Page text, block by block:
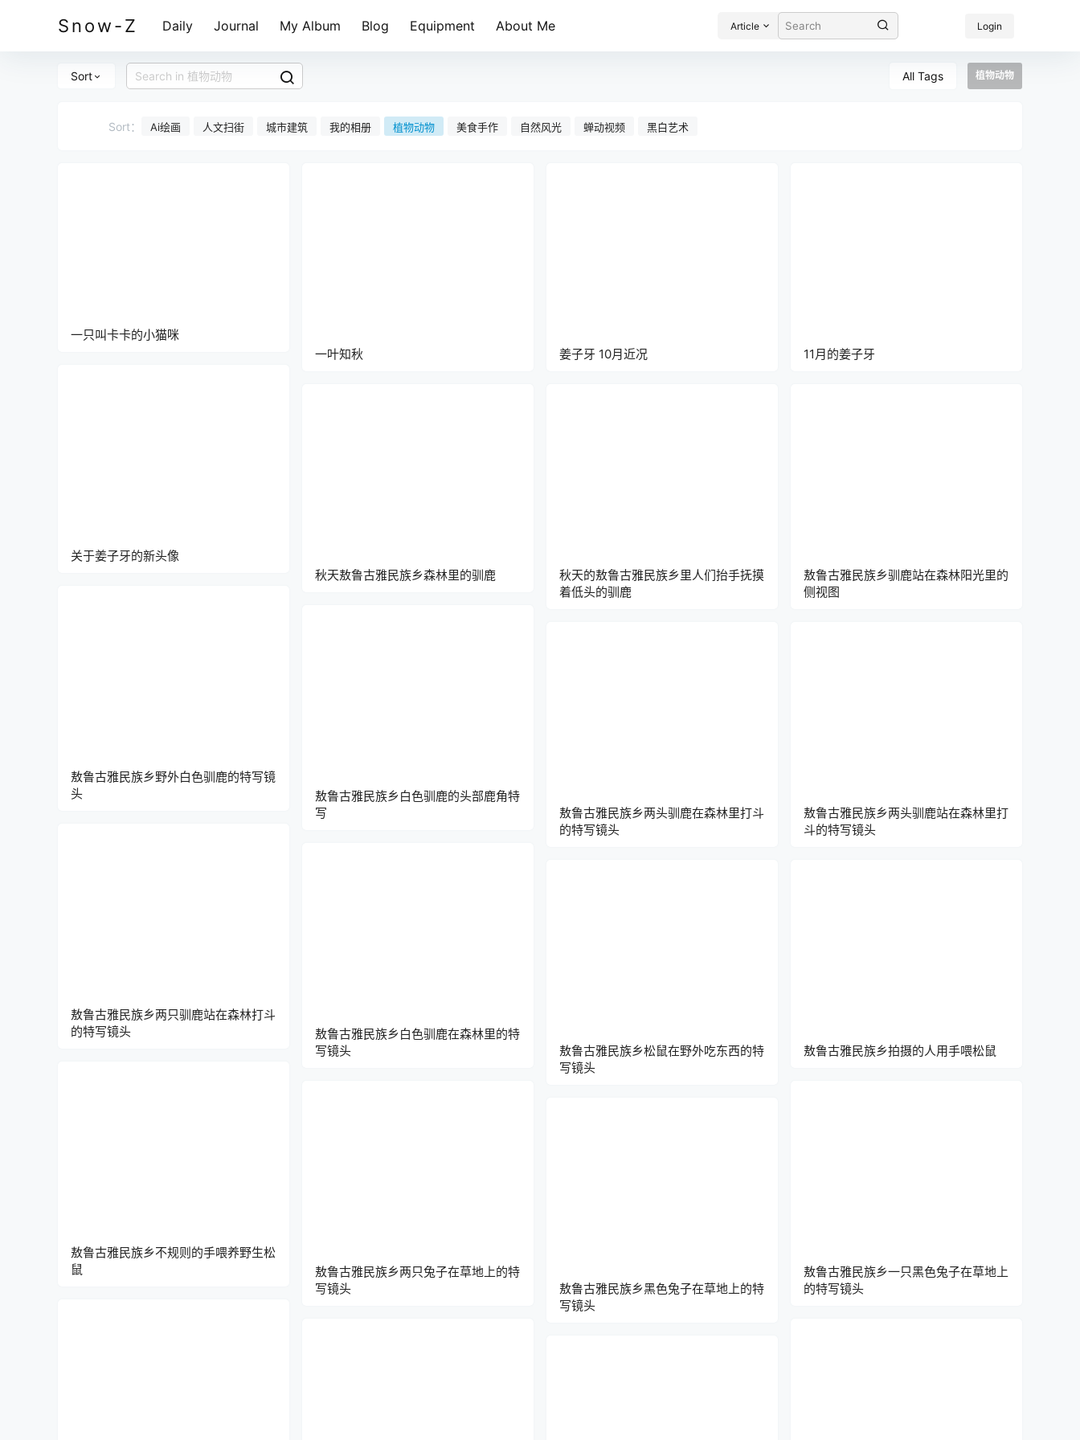
Snow-Z Daily Journal My Album Blog Equipment About Me Article Login
Sort All Tags 植物动物
Sort： Ai绘画 人文扫街 城市建筑 我的相册 植物动物 美食手作 自然风光 蝉动视频 黑白艺术
一只叫卡卡的小猫咪
一叶知秋
姜子牙 10月近况 11月的姜子牙
关于姜子牙的新头像
秋天敖鲁古雅民族乡森林里的驯鹿
秋天的敖鲁古雅民族乡里人们抬手抚摸
着低头的驯鹿
敖鲁古雅民族乡驯鹿站在森林阳光里的
侧视图
敖鲁古雅民族乡野外白色驯鹿的特写镜
头
敖鲁古雅民族乡白色驯鹿的头部鹿角特
写
敖鲁古雅民族乡两头驯鹿在森林里打斗
的特写镜头
敖鲁古雅民族乡两头驯鹿站在森林里打
斗的特写镜头
敖鲁古雅民族乡两只驯鹿站在森林打斗
的特写镜头
敖鲁古雅民族乡白色驯鹿在森林里的特
写镜头
敖鲁古雅民族乡松鼠在野外吃东西的特
写镜头
敖鲁古雅民族乡拍摄的人用手喂松鼠
敖鲁古雅民族乡不规则的手喂养野生松
鼠
敖鲁古雅民族乡两只兔子在草地上的特
写镜头
敖鲁古雅民族乡一只黑色兔子在草地上
的特写镜头
敖鲁古雅民族乡黑色兔子在草地上的特
写镜头